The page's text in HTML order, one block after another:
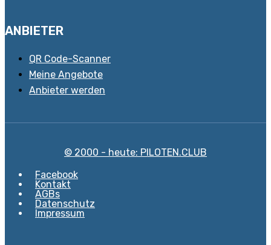
ANBIETER
QR Code-Scanner
Meine Angebote
Anbieter werden
© 2000 - heute: PILOTEN.CLUB
Facebook
Kontakt
AGBs
Datenschutz
Impressum